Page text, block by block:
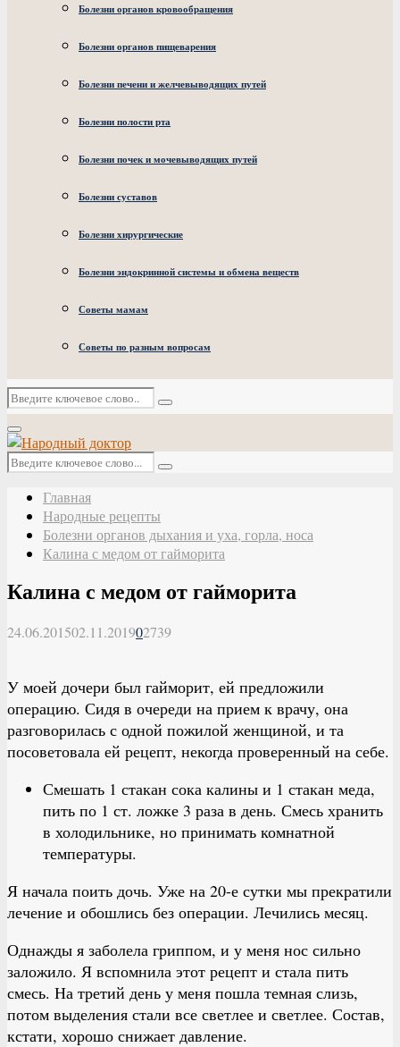
Болезни органов кровообращения
Болезни органов пищеварения
Болезни печени и желчевыводящих путей
Болезни полости рта
Болезни почек и мочевыводящих путей
Болезни суставов
Болезни хирургические
Болезни эндокринной системы и обмена веществ
Советы мамам
Советы по разным вопросам
Искать:
Поиск
Основное
меню
Искать:
Поиск
Главная
Народные рецепты
Болезни органов дыхания и уха, горла, носа
Калина с медом от гайморита
Калина с медом от гайморита
24.06.201502.11.201902739
У моей дочери был гайморит, ей предложили
операцию. Сидя в очереди на прием к врачу, она
разговорилась с одной пожилой женщиной, и та
посоветовала ей рецепт, некогда проверенный на себе.
Смешать 1 стакан сока калины и 1 стакан меда,
пить по 1 ст. ложке 3 раза в день. Смесь хранить
в холодильнике, но принимать комнатной
температуры.
Я начала поить дочь. Уже на 20-е сутки мы прекратили
лечение и обошлись без операции. Лечились месяц.
Однажды я заболела гриппом, и у меня нос сильно
заложило. Я вспомнила этот рецепт и стала пить
смесь. На третий день у меня пошла темная слизь,
потом выделения стали все светлее и светлее. Состав,
кстати, хорошо снижает давление.